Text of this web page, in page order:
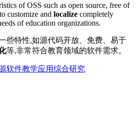
of OSS such as open source, free of
customize and localize completely
of education organizations.
些特性,如源代码开放、免费、易于
等,非常符合教育领域的软件需求。
软件教学应用综合研究